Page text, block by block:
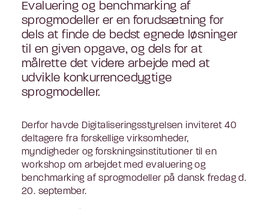
Evaluering og benchmarking af
sprogmodeller er en forudsætning for
dels at finde de bedst egnede løsninger
til en given opgave, og dels for at
målrette det videre arbejde med at
udvikle konkurrencedygtige
sprogmodeller.
Derfor havde Digitaliseringsstyrelsen inviteret 40
deltagere fra forskellige virksomheder,
myndigheder og forskningsinstitutioner til en
workshop om arbejdet med evaluering og
benchmarking af sprogmodeller på dansk fredag d.
20. september.